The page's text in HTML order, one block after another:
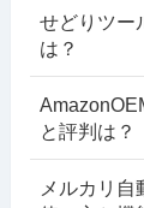
せどりツー
は？
と評判は？
メルカリ